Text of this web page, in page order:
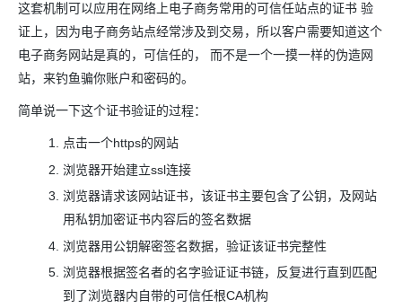
这套机制可以应用在网络上电子商务常用的可信任站点的证书 验
证上，因为电子商务站点经常涉及到交易，所以客户需要知道这个
电子商务网站是真的，可信任的， 而不是一个一摸一样的伪造网
站，来钓鱼骗你账户和密码的。
简单说一下这个证书验证的过程：
点击一个https的网站
浏览器开始建立ssl连接
浏览器请求该网站证书，该证书主要包含了公钥，及网站
用私钥加密证书内容后的签名数据
浏览器用公钥解密签名数据，验证该证书完整性
浏览器根据签名者的名字验证证书链，反复进行直到匹配
到了浏览器内自带的可信任根CA机构